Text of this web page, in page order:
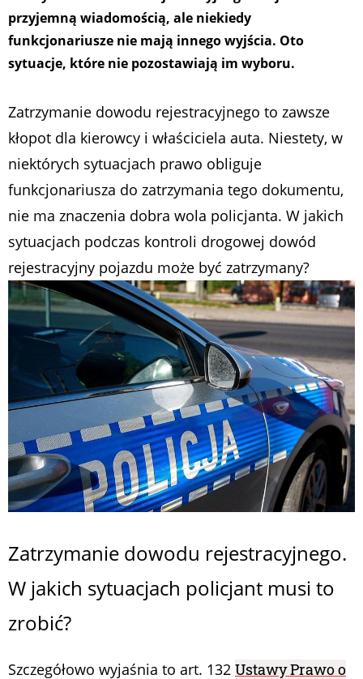
przyjemną wiadomością, ale niekiedy
funkcjonariusze nie mają innego wyjścia. Oto
sytuacje, które nie pozostawiają im wyboru.
Zatrzymanie dowodu rejestracyjnego to zawsze
kłopot dla kierowcy i właściciela auta. Niestety, w
niektórych sytuacjach prawo obliguje
funkcjonariusza do zatrzymania tego dokumentu,
nie ma znaczenia dobra wola policjanta. W jakich
sytuacjach podczas kontroli drogowej dowód
rejestracyjny pojazdu może być zatrzymany?
Zatrzymanie dowodu rejestracyjnego.
W jakich sytuacjach policjant musi to
zrobić?
Szczegółowo wyjaśnia to art. 132 Ustawy Prawo o